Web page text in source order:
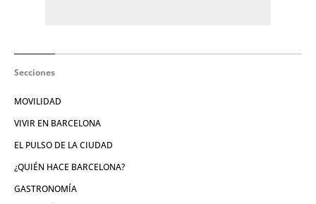
Secciones
MOVILIDAD
VIVIR EN BARCELONA
EL PULSO DE LA CIUDAD
¿QUIÉN HACE BARCELONA?
GASTRONOMÍA